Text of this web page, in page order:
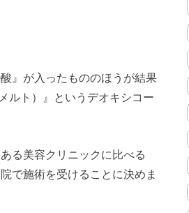
』が入ったもののほうが結果
ルト）』というデオキシコー
る美容クリニックに比べる
で施術を受けることに決めま